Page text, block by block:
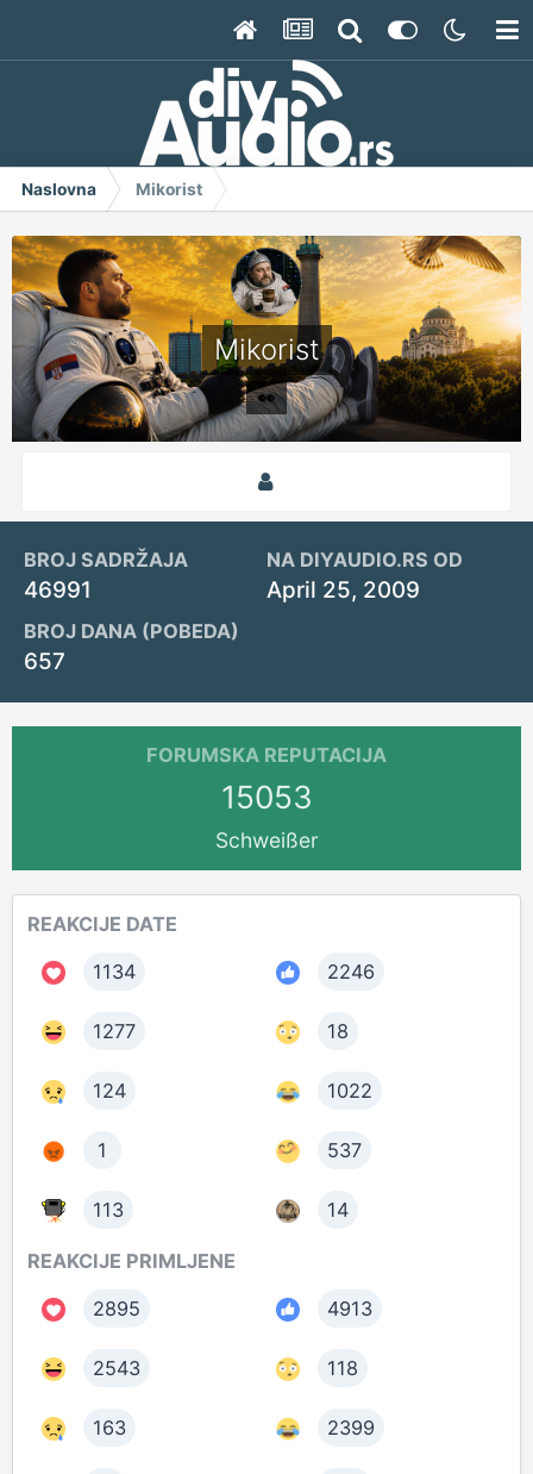
Naslovna Mikorist
Mikorist
👀
BROJ SADRŽAJA
46991
NA DIYAUDIO.RS OD
April 25, 2009
BROJ DANA (POBEDA)
657
FORUMSKA REPUTACIJA
15053
Schweißer
REAKCIJE DATE
1134
2246
1277 18
124 1022
1 537
113 14
REAKCIJE PRIMLJENE
2895
4913
2543 118
163 2399